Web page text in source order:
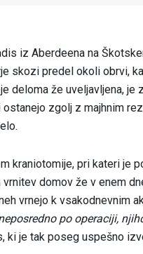
iz Aberdeena na
skozi predel okoli obrvi,
deloma že uveljavljena,
ostanejo zgolj z majhnim
kraniotomije, pri kateri je
domov že v enem
vrnejo k vsakodnevnim
po operaciji,
ki je tak poseg uspešno